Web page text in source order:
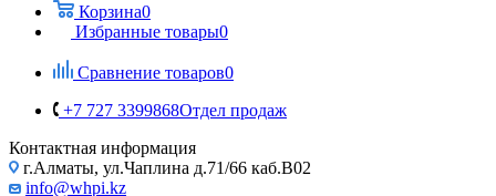
Корзина0
Избранные товары0
Сравнение товаров0
+7 727 3399868Отдел продаж
Контактная информация
г.Алматы, ул.Чаплина д.71/66 каб.B02
info@whpi.kz